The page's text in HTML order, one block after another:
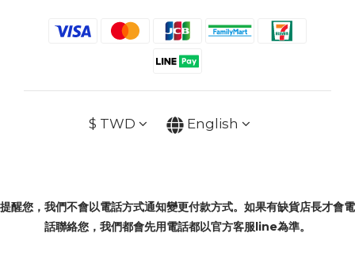
$ TWD English
提醒您，我們不會以電話方式通知變更付款方式。如果有缺貨店長才會電
話聯絡您，我們都會先用電話都以官方客服line為準。